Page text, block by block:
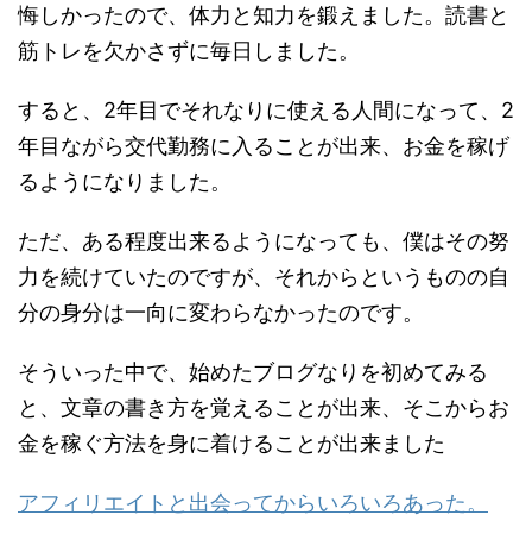
悔しかったので、体力と知力を鍛えました。読書と
筋トレを欠かさずに毎日しました。
すると、2年目でそれなりに使える人間になって、2
年目ながら交代勤務に入ることが出来、お金を稼げ
るようになりました。
ただ、ある程度出来るようになっても、僕はその努
力を続けていたのですが、それからというものの自
分の身分は一向に変わらなかったのです。
そういった中で、始めたブログなりを初めてみる
と、文章の書き方を覚えることが出来、そこからお
金を稼ぐ方法を身に着けることが出来ました
アフィリエイトと出会ってからいろいろあった。